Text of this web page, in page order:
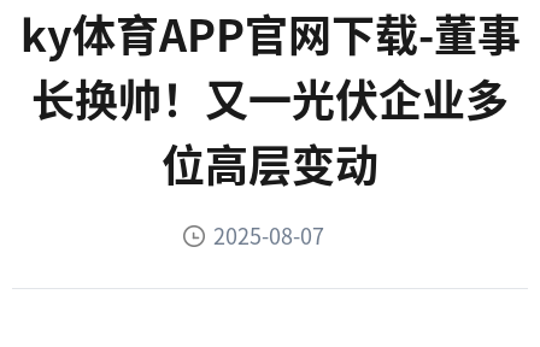
ky体育APP官网下载-董事
长换帅！又一光伏企业多
位高层变动
2025-08-07